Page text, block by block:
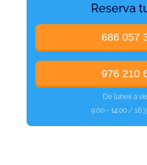
Reserva
686 057
976 210
De lunes a
9:00 - 14:00 /